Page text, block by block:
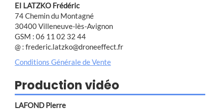
EI LATZKO Frédéric
74 Chemin du Montagné
30400 Villeneuve-lès-Avignon
GSM : 06 11 02 32 44
@ : frederic.latzko@droneeffect.fr
Conditions Générale de Vente
Production vidéo
LAFOND Pierre